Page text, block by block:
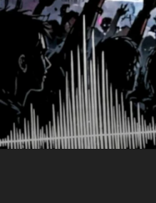
Aller
contenu
principal